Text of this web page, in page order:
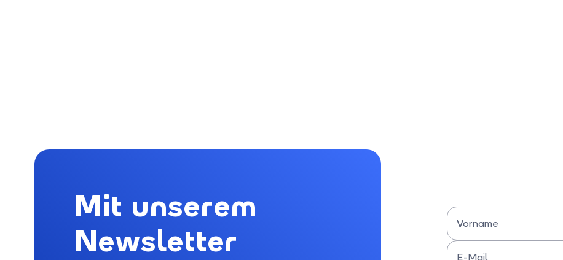
Mit unserem
Newsletter
Vorname
Bitte Vornamen eingeben
E-Mail